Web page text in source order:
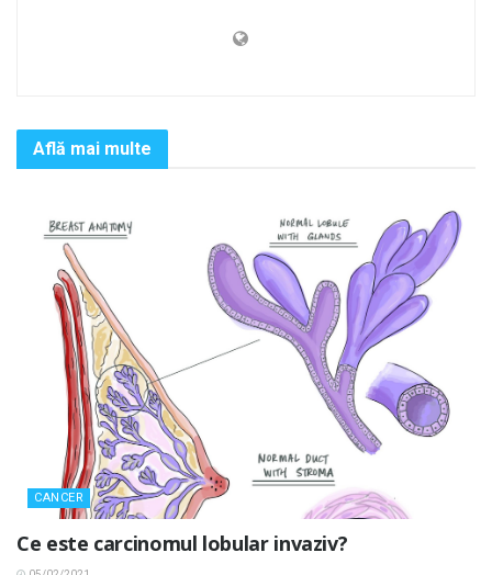
Află mai multe
CANCER
Ce este carcinomul lobular invaziv?